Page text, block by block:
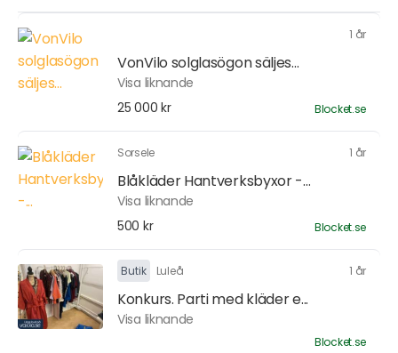
1 år
VonVilo solglasögon säljes...
Visa liknande
25 000 kr
Blocket.se
Sorsele 1 år
Blåkläder Hantverksbyxor -...
Visa liknande
500 kr
Blocket.se
Butik Luleå 1 år
Konkurs. Parti med kläder e...
Visa liknande
Blocket.se